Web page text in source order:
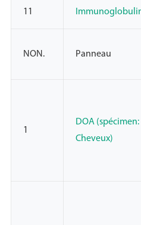
11
NON. Panneau
1
DOA (spécimen:
Cheveux)